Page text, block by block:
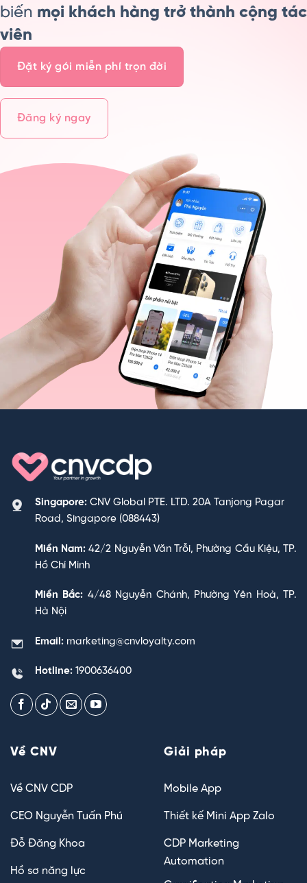
biến mọi khách hàng trở thành cộng tác
viên
Đặt ký gói miễn phí trọn đời
Đăng ký ngay
Singapore: CNV Global PTE. LTD. 20A Tanjong Pagar
Road, Singapore (088443)
Miền Nam: 42/2 Nguyễn Văn Trỗi, Phường Cầu Kiệu, TP.
Hồ Chí Minh
Miền Bắc: 4/48 Nguyễn Chánh, Phường Yên Hoà, TP.
Hà Nội
Email: marketing@cnvloyalty.com
Hotline: 1900636400
Về CNV
Về CNV CDP
CEO Nguyễn Tuấn Phú
Đỗ Đăng Khoa
Hồ sơ năng lực
Giải pháp
Mobile App
Thiết kế Mini App Zalo
CDP Marketing
Automation